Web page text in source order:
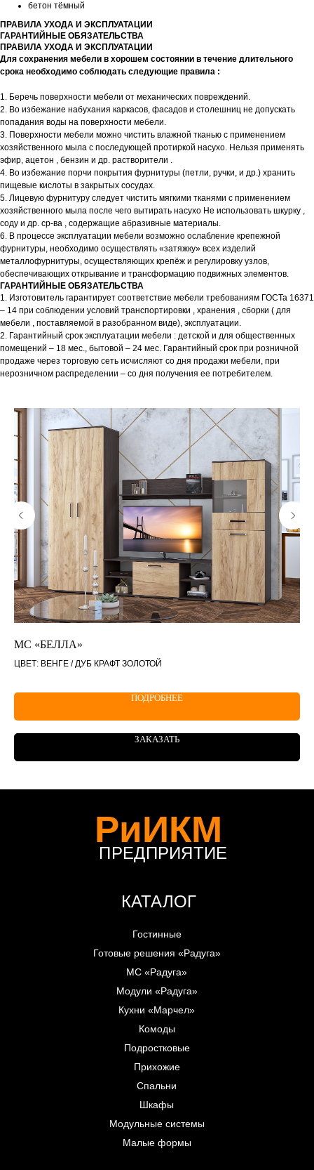
бетон тёмный
ПРАВИЛА УХОДА И ЭКСПЛУАТАЦИИ
ГАРАНТИЙНЫЕ ОБЯЗАТЕЛЬСТВА
ПРАВИЛА УХОДА И ЭКСПЛУАТАЦИИ
Для сохранения мебели в хорошем состоянии в течение длительного
срока необходимо соблюдать следующие правила :
1. Беречь поверхности мебели от механических повреждений.
2. Во избежание набухания каркасов, фасадов и столешниц не допускать
попадания воды на поверхности мебели.
3. Поверхности мебели можно чистить влажной тканью с применением
хозяйственного мыла с последующей протиркой насухо. Нельзя применять
эфир, ацетон , бензин и др. растворители .
4. Во избежание порчи покрытия фурнитуры (петли, ручки, и др.) хранить
пищевые кислоты в закрытых сосудах.
5. Лицевую фурнитуру следует чистить мягкими тканями с применением
хозяйственного мыла после чего вытирать насухо Не использовать шкурку ,
соду и др. ср-ва , содержащие абразивные материалы.
6. В процессе эксплуатации мебели возможно ослабление крепежной
фурнитуры, необходимо осуществлять «затяжку» всех изделий
металлофурнитуры, осуществляющих крепёж и регулировку узлов,
обеспечивающих открывание и трансформацию подвижных элементов.
ГАРАНТИЙНЫЕ ОБЯЗАТЕЛЬСТВА
1. Изготовитель гарантирует соответствие мебели требованиям ГОСТа 16371
– 14 при соблюдении условий транспортировки , хранения , сборки ( для
мебели , поставляемой в разобранном виде), эксплуатации.
2. Гарантийный срок эксплуатации мебели : детской и для общественных
помещений – 18 мес., бытовой – 24 мес. Гарантийный срок при розничной
продаже через торговую сеть исчисляют со дня продажи мебели, при
нерозничном распределении – со дня получения ее потребителем.
МС «БЕЛЛА»
ЦВЕТ: ВЕНГЕ / ДУБ КРАФТ ЗОЛОТОЙ
ПОДРОБНЕЕ
ЗАКАЗАТЬ
КАТАЛОГ
Гостинные
РиИКМ
ПРЕДПРИЯТИЕ
Готовые решения «Радуга»
МС «Радуга»
Модули «Радуга»
Комоды
Подростковые
Прихожие
Спальни
Шкафы
Модульные системы
Малые формы
Кухни «Марчел»